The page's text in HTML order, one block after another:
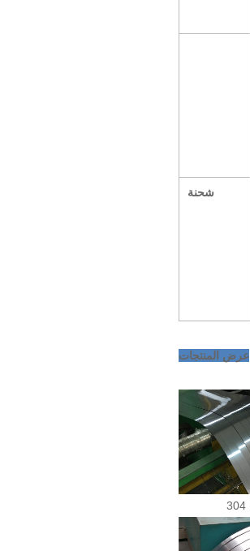
شحنة
عرض المنتجات